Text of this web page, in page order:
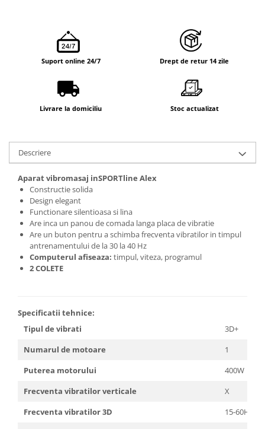
Suport online 24/7 Drept de retur 14 zile
Livrare la domiciliu Stoc actualizat
Descriere
Aparat vibromasaj inSPORTline Alex
Constructie solida
Design elegant
Functionare silentioasa si lina
Are inca un panou de comada langa placa de vibratie
Are un buton pentru a schimba frecventa vibratilor in timpul
antrenamentului de la 30 la 40 Hz
Computerul afiseaza: timpul, viteza, programul
2 COLETE
Specificatii tehnice:
Tipul de vibrati
3D+
Numarul de motoare
1
Puterea motorului
400W
Frecventa vibratilor verticale
X
Frecventa vibratilor 3D
15-60Hz